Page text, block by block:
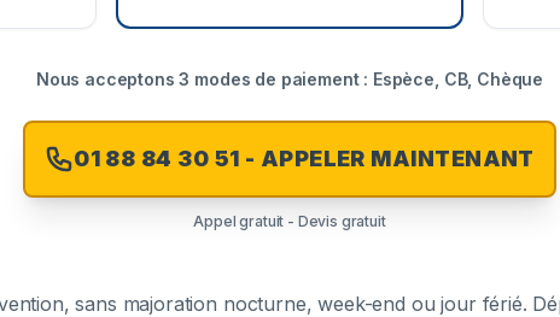
Nous acceptons 3 modes de paiement : Espèce, CB, Chèque
01 88 84 30 51 - APPELER MAINTENANT
Appel gratuit - Devis gratuit
sans majoration nocturne, week-end ou jour férié.